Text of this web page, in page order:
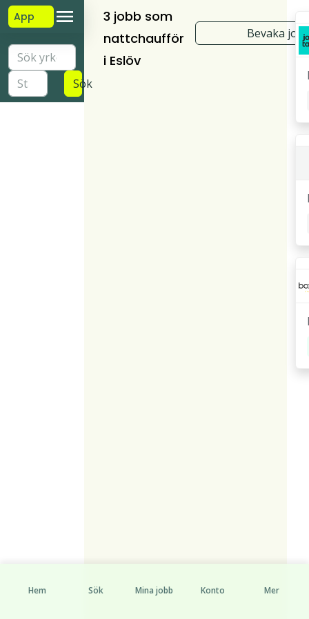
App
Sök
3 jobb som
nattchaufför
i Eslöv
Bevaka
Hem Sök Mina jobb Konto Mer